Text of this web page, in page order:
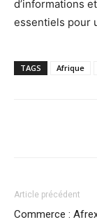
d’informations
essentiels pour
TAGS Afrique
Article précédent
Commerce :